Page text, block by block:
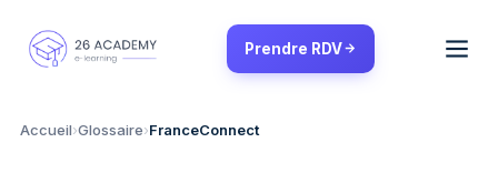
Prendre RDV
Accueil›Glossaire›FranceConnect